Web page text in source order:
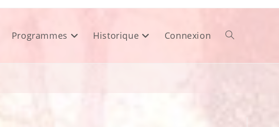
Programmes Historique Connexion Toggle